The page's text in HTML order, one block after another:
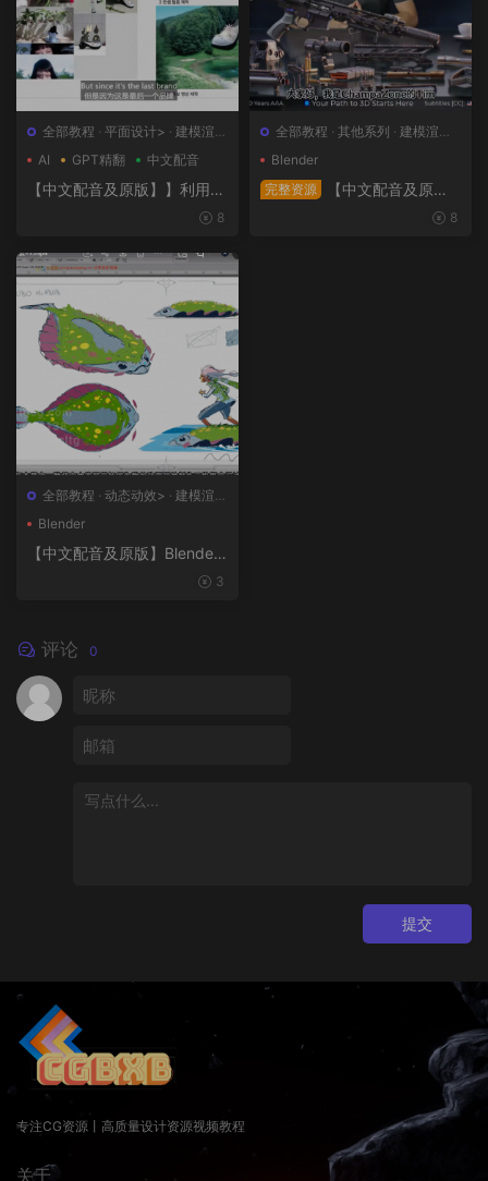
全部教程 · 平面设计> · 建模渲染
>
日韩系列
AI GPT精翻 中文配音
【中文配音及原版】】利用人
工智能和3D技术的混合BX流8
全部教程 · 其他系列 · 建模渲染>
· 概念设计>
Blender
完整资源
【中文配音及原
版】终极武器大师班2｜AR-18
全部教程 · 动态动效> · 建模渲染
>
概念设计>
Blender
【中文配音及原版】Blender
3
评论 0
提交
专注CG资源丨高质量设计资源视频教程
关于